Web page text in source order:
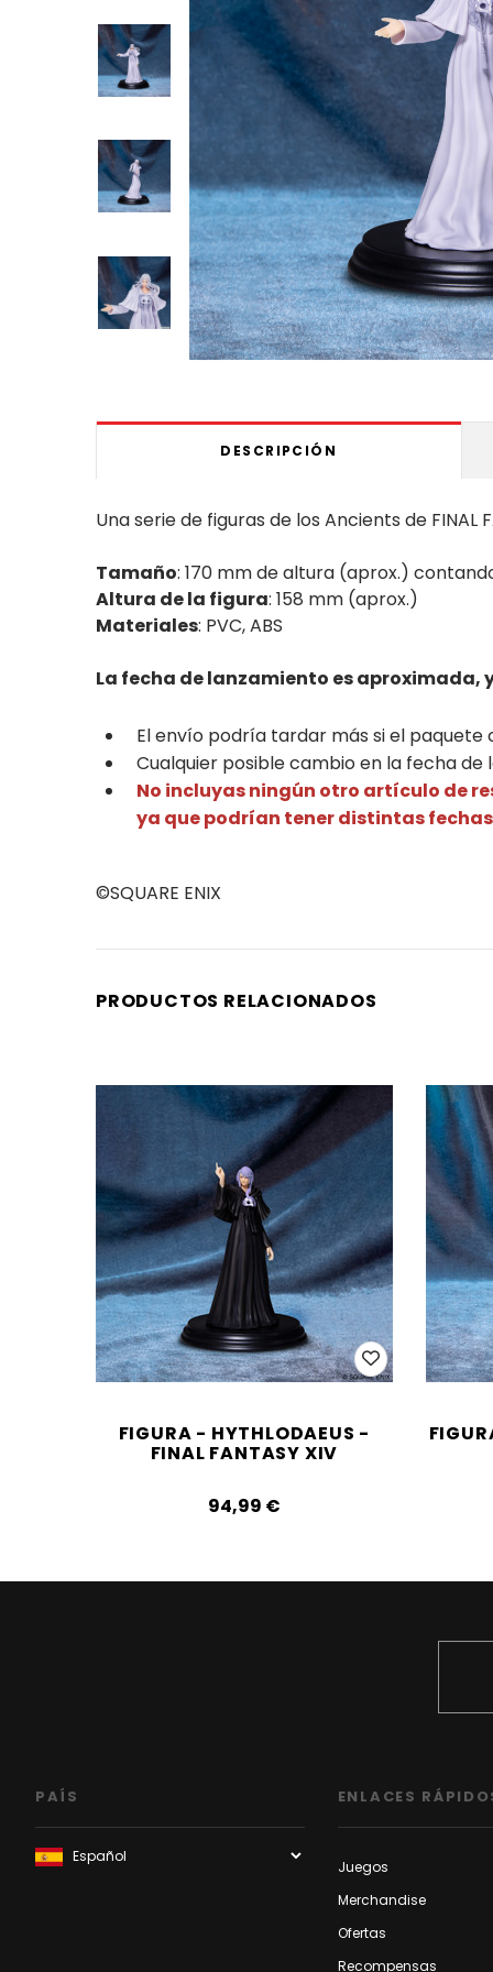
DESCRIPCIÓN
Una serie de figuras de los Ancients de FINAL
Tamaño: 170 mm de altura (aprox.)
Altura de la figura: 158 mm (aprox.)
Materiales: PVC, ABS
La fecha de lanzamiento es aproximada,
El envío podría tardar más si el
Cualquier posible cambio en la fecha
No incluyas ningún otro artículo de
ya que podrían tener distintas
©SQUARE ENIX
PRODUCTOS RELACIONADOS
FIGURA - HYTHLODAEUS -
FINAL FANTASY XIV
94,99‎ ‎€
PAÍS ENLACES
Juegos
Merchandise
Ofertas
Recompensas